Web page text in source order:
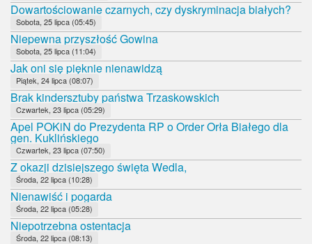
Dowartościowanie czarnych, czy dyskryminacja białych?
Sobota, 25 lipca (05:45)
Niepewna przyszłość Gowina
Sobota, 25 lipca (11:04)
Jak oni się pięknie nienawidzą
Piątek, 24 lipca (08:07)
Brak kindersztuby państwa Trzaskowskich
Czwartek, 23 lipca (05:29)
Apel POKiN do Prezydenta RP o Order Orła Białego dla
gen. Kuklińskiego
Czwartek, 23 lipca (07:50)
Z okazji dzisiejszego święta Wedla,
Środa, 22 lipca (10:28)
Nienawiść i pogarda
Środa, 22 lipca (05:28)
Niepotrzebna ostentacja
Środa, 22 lipca (08:13)